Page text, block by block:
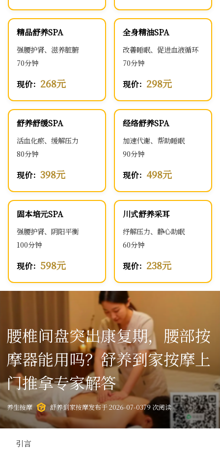
精品舒养SPA
强腰护肾、滋养脏腑
70分钟
现价： 268元
全身精油SPA
改善睡眠、促进血液循环
70分钟
现价： 298元
舒养舒缓SPA
活血化瘀、缓解压力
80分钟
现价： 398元
经络舒养SPA
加速代谢、帮助睡眠
90分钟
现价： 498元
固本培元SPA
强腰护肾、阴阳平衡
100分钟
现价： 598元
川式舒养采耳
纾解压力、静心助眠
60分钟
现价： 238元
腰椎间盘突出康复期，腰部按
摩器能用吗？舒养到家按摩上
门推拿专家解答
养生按摩 舒养到家按摩发布于 2026-07-0379 次阅读
引言